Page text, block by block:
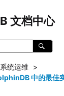
文档中心
系统运维
中的最佳